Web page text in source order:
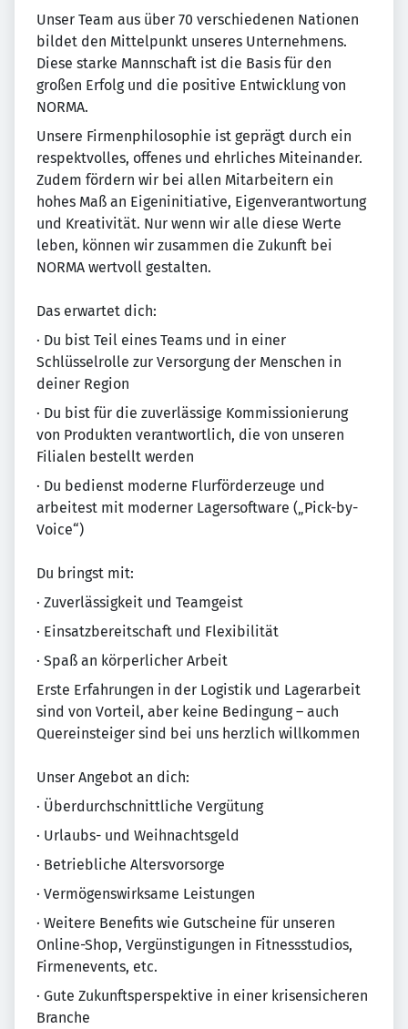
Unser Team aus über 70 verschiedenen Nationen
bildet den Mittelpunkt unseres Unternehmens.
Diese starke Mannschaft ist die Basis für den
großen Erfolg und die positive Entwicklung von
NORMA.
Unsere Firmenphilosophie ist geprägt durch ein
respektvolles, offenes und ehrliches Miteinander.
Zudem fördern wir bei allen Mitarbeitern ein
hohes Maß an Eigeninitiative, Eigenverantwortung
und Kreativität. Nur wenn wir alle diese Werte
leben, können wir zusammen die Zukunft bei
NORMA wertvoll gestalten.
Das erwartet dich:
· Du bist Teil eines Teams und in einer
Schlüsselrolle zur Versorgung der Menschen in
deiner Region
· Du bist für die zuverlässige Kommissionierung
von Produkten verantwortlich, die von unseren
Filialen bestellt werden
· Du bedienst moderne Flurförderzeuge und
arbeitest mit moderner Lagersoftware („Pick-by-
Voice“)
Du bringst mit:
· Zuverlässigkeit und Teamgeist
· Einsatzbereitschaft und Flexibilität
· Spaß an körperlicher Arbeit
Erste Erfahrungen in der Logistik und Lagerarbeit
sind von Vorteil, aber keine Bedingung – auch
Quereinsteiger sind bei uns herzlich willkommen
Unser Angebot an dich:
· Überdurchschnittliche Vergütung
· Urlaubs- und Weihnachtsgeld
· Betriebliche Altersvorsorge
· Vermögenswirksame Leistungen
· Weitere Benefits wie Gutscheine für unseren
Online-Shop, Vergünstigungen in Fitnessstudios,
Firmenevents, etc.
· Gute Zukunftsperspektive in einer krisensicheren
Branche